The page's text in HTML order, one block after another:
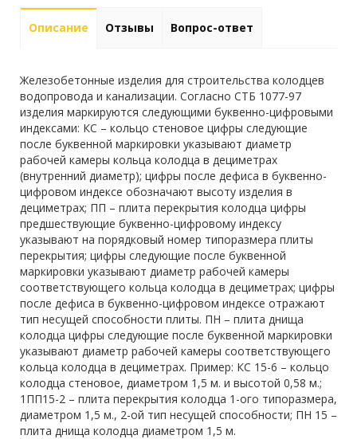
Описание Отзывы Вопрос-ответ
Железобетонные изделия для строительства колодцев
водопровода и канализации. Согласно СТБ 1077-97
изделия маркируются следующими буквенно-цифровыми
индексами: КС – кольцо стеновое цифры следующие
после буквенной маркировки указывают диаметр
рабочей камеры кольца колодца в дециметрах
(внутренний диаметр); цифры после дефиса в буквенно-
цифровом индексе обозначают высоту изделия в
дециметрах; ПП – плита перекрытия колодца цифры
предшествующие буквенно-цифровому индексу
указывают на порядковый номер типоразмера плиты
перекрытия; цифры следующие после буквенной
маркировки указывают диаметр рабочей камеры
соответствующего кольца колодца в дециметрах; цифры
после дефиса в буквенно-цифровом индексе отражают
тип несущей способности плиты. ПН – плита днища
колодца цифры следующие после буквенной маркировки
указывают диаметр рабочей камеры соответствующего
кольца колодца в дециметрах. Пример: КС 15-6 – кольцо
колодца стеновое, диаметром 1,5 м. и высотой 0,58 м.;
1ПП15-2 – плита перекрытия колодца 1-ого типоразмера,
диаметром 1,5 м., 2-ой тип несущей способности; ПН 15 –
плита днища колодца диаметром 1,5 м.